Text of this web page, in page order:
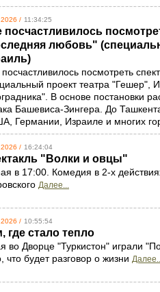
/ 11:34:25
посчастливилось
любовь"
посмотреть
проект театра "Гешер",
В основе постановки
Башевиса-Зингера. До
Германии, Израиле и многих
/ 16:24:04
"Волки и овцы"
в 17:00. Комедия в 2-х
Далее...
/ 10:55:54
где стало тепло
во Дворце "Туркистон" играли
что будет разговор о жизни